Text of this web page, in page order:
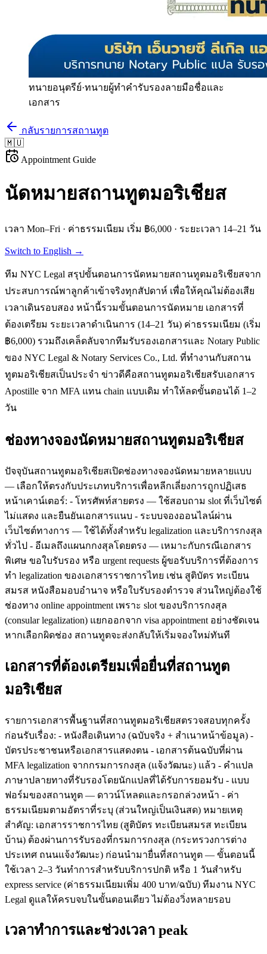
ทนายอนุตรีย์·ทนายผู้ทำคำรับรองลายมือชื่อและ
เอกสาร
กลับรายการสถานทูต
🇲🇺
Appointment Guide
นัดหมายสถานทูตมอริเชียส
เวลา Mon–Fri · ค่าธรรมเนียม เริ่ม ฿6,000 · ระยะเวลา 14–21 วัน
Switch to English →
ทีม NYC Legal สรุปขั้นตอนการนัดหมายสถานทูตมอริเชียสจาก
ประสบการณ์พาลูกค้าเข้าจริงทุกสัปดาห์ เพื่อให้คุณไม่ต้องเสีย
เวลาเดินรอบสอง หน้านี้รวมขั้นตอนการนัดหมาย เอกสารที่
ต้องเตรียม ระยะเวลาดำเนินการ (14–21 วัน) ค่าธรรมเนียม (เริ่ม
฿6,000) รวมถึงเคล็ดลับจากทีมรับรองเอกสารและ Notary Public
ของ NYC Legal & Notary Services Co., Ltd. ที่ทำงานกับสถาน
ทูตมอริเชียสเป็นประจำ ข่าวดีคือสถานทูตมอริเชียสรับเอกสาร
Apostille จาก MFA แทน chain แบบเดิม ทำให้ลดขั้นตอนได้ 1–2
วัน
ช่องทางจองนัดหมายสถานทูตมอริเชียส
ปัจจุบันสถานทูตมอริเชียสเปิดช่องทางจองนัดหมายหลายแบบ
— เลือกให้ตรงกับประเภทบริการเพื่อหลีกเลี่ยงการถูกปฏิเสธ
หน้าเคาน์เตอร์: - โทรศัพท์สายตรง — ใช้สอบถาม slot ที่เว็บไซต์
ไม่แสดง และยืนยันเอกสารแนบ - ระบบจองออนไลน์ผ่าน
เว็บไซต์ทางการ — ใช้ได้ทั้งสำหรับ legalization และบริการกงสุล
ทั่วไป - อีเมลถึงแผนกกงสุลโดยตรง — เหมาะกับกรณีเอกสาร
พิเศษ ขอใบรับรอง หรือ urgent requests ผู้ขอรับบริการที่ต้องการ
ทำ legalization ของเอกสารราชการไทย เช่น สูติบัตร ทะเบียน
สมรส หนังสือมอบอำนาจ หรือใบรับรองตำรวจ ส่วนใหญ่ต้องใช้
ช่องทาง online appointment เพราะ slot ของบริการกงสุล
(consular legalization) แยกออกจาก visa appointment อย่างชัดเจน
หากเลือกผิดช่อง สถานทูตจะส่งกลับให้เริ่มจองใหม่ทันที
เอกสารที่ต้องเตรียมเพื่อยื่นที่สถานทูต
มอริเชียส
รายการเอกสารพื้นฐานที่สถานทูตมอริเชียสตรวจสอบทุกครั้ง
ก่อนรับเรื่อง: - หนังสือเดินทาง (ฉบับจริง + สำเนาหน้าข้อมูล) -
บัตรประชาชนหรือเอกสารแสดงตน - เอกสารต้นฉบับที่ผ่าน
MFA legalization จากกรมการกงสุล (แจ้งวัฒนะ) แล้ว - คำแปล
ภาษาปลายทางที่รับรองโดยนักแปลที่ได้รับการยอมรับ - แบบ
ฟอร์มของสถานทูต — ดาวน์โหลดและกรอกล่วงหน้า - ค่า
ธรรมเนียมตามอัตราที่ระบุ (ส่วนใหญ่เป็นเงินสด) หมายเหตุ
สำคัญ: เอกสารราชการไทย (สูติบัตร ทะเบียนสมรส ทะเบียน
บ้าน) ต้องผ่านการรับรองที่กรมการกงสุล (กระทรวงการต่าง
ประเทศ ถนนแจ้งวัฒนะ) ก่อนนำมายื่นที่สถานทูต — ขั้นตอนนี้
ใช้เวลา 2–3 วันทำการสำหรับบริการปกติ หรือ 1 วันสำหรับ
express service (ค่าธรรมเนียมเพิ่ม 400 บาท/ฉบับ) ทีมงาน NYC
Legal ดูแลให้ครบจบในขั้นตอนเดียว ไม่ต้องวิ่งหลายรอบ
เวลาทำการและช่วงเวลา peak